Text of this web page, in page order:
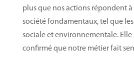
plus que nos actions répondent à
société fondamentaux, tel que
sociale et environnementale. Elle
confirmé que notre métier fait